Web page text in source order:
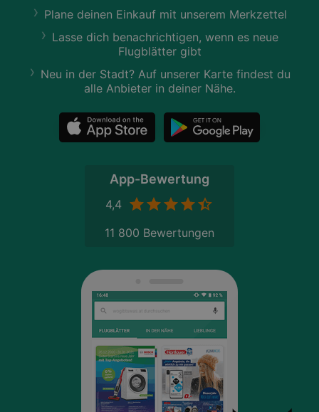
Plane deinen Einkauf mit unserem Merkzettel
Lasse dich benachrichtigen, wenn es neue
Flugblätter gibt
Neu in der Stadt? Auf unserer Karte findest du
alle Anbieter in deiner Nähe.
App-Bewertung
4,4
11 800 Bewertungen